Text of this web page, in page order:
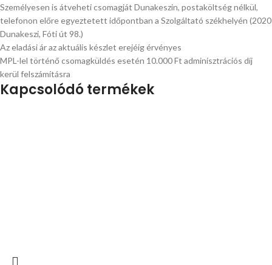
Személyesen is átveheti csomagját Dunakeszin, postaköltség nélkül,
telefonon előre egyeztetett időpontban a Szolgáltató székhelyén (2020
Dunakeszi, Fóti út 98.)
Az eladási ár az aktuális készlet erejéig érvényes
MPL-lel történő csomagküldés esetén 10.000 Ft adminisztrációs díj
kerül felszámításra
Kapcsolódó termékek